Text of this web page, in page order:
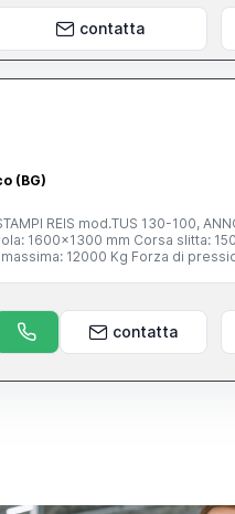
contatta
(BG)
REIS mod.TUS 130-100, ANNO: 1999 N/
contatta